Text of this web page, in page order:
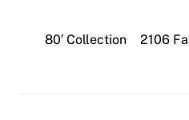
80′ Collection 2106